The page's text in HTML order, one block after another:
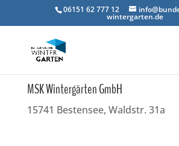
06151 62 777 12
wintergarten.de
MSK Wintergärten GmbH
15741 Bestensee, Waldstr. 31a